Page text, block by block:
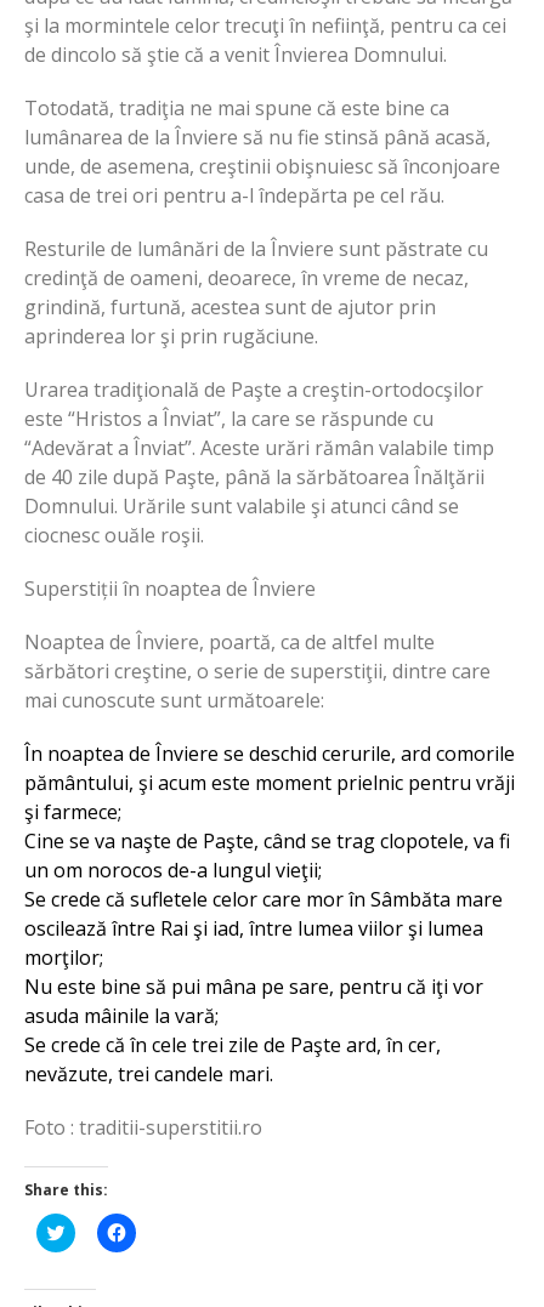
şi la mormintele celor trecuţi în nefiinţă, pentru ca cei
de dincolo să ştie că a venit Învierea Domnului.
Totodată, tradiţia ne mai spune că este bine ca
lumânarea de la Înviere să nu fie stinsă până acasă,
unde, de asemena, creştinii obişnuiesc să înconjoare
casa de trei ori pentru a-l îndepărta pe cel rău.
Resturile de lumânări de la Înviere sunt păstrate cu
credinţă de oameni, deoarece, în vreme de necaz,
grindină, furtună, acestea sunt de ajutor prin
aprinderea lor şi prin rugăciune.
Urarea tradiţională de Paşte a creştin-ortodocşilor
este “Hristos a Înviat”, la care se răspunde cu
“Adevărat a Înviat”. Aceste urări rămân valabile timp
de 40 zile după Paşte, până la sărbătoarea Înălţării
Domnului. Urările sunt valabile şi atunci când se
ciocnesc ouăle roşii.
Superstiții în noaptea de Înviere
Noaptea de Înviere, poartă, ca de altfel multe
sărbători creştine, o serie de superstiţii, dintre care
mai cunoscute sunt următoarele:
În noaptea de Înviere se deschid cerurile, ard comorile
pământului, şi acum este moment prielnic pentru vrăji
şi farmece;
Cine se va naşte de Paşte, când se trag clopotele, va fi
un om norocos de-a lungul vieţii;
Se crede că sufletele celor care mor în Sâmbăta mare
oscilează între Rai şi iad, între lumea viilor şi lumea
morţilor;
Nu este bine să pui mâna pe sare, pentru că iţi vor
asuda mâinile la vară;
Se crede că în cele trei zile de Paşte ard, în cer,
nevăzute, trei candele mari.
Foto : traditii-superstitii.ro
Share this:
Click
to
Twitter
Click
to